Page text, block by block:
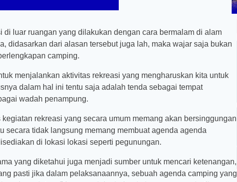
di luar ruangan yang dilakukan dengan cara bermalam di alam
didasarkan dari alasan tersebut juga lah, maka wajar saja bukan
camping.
menjalankan aktivitas rekreasi yang mengharuskan kita untuk
dalam hal ini tentu saja adalah tenda sebagai tempat
wadah penampung.
rekreasi yang secara umum memang akan bersinggungan
secara tidak langsung memang membuat agenda agenda
di lokasi lokasi seperti pegunungan.
yang diketahui juga menjadi sumber untuk mencari ketenangan,
pasti jika dalam pelaksanaannya, sebuah agenda camping yang